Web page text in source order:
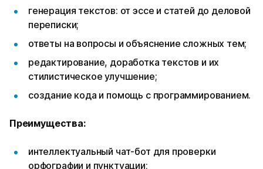
генерация текстов: от эссе и статей до деловой
переписки;
ответы на вопросы и объяснение сложных тем;
редактирование, доработка текстов и их
стилистическое улучшение;
создание кода и помощь с программированием.
Преимущества:
интеллектуальный чат-бот для проверки
орфографии и пунктуации;